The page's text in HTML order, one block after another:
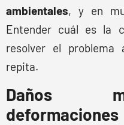
ambientales, y en
Entender cuál es la
resolver el
repita.
Daños
deformaciones